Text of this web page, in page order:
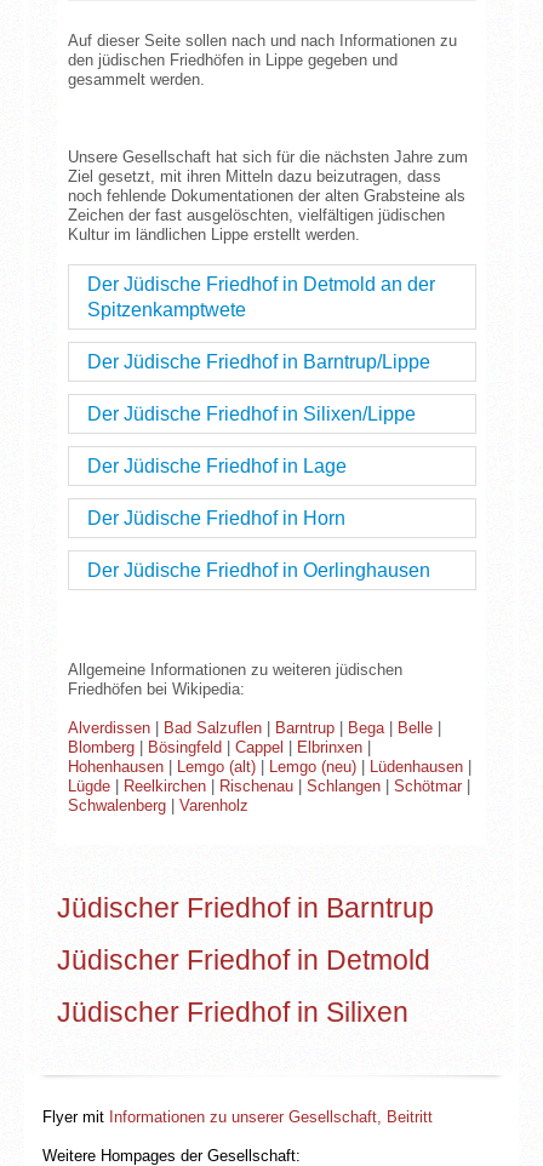
Flyer mit Informationen zu unserer Gesellschaft, Beitritt
Weitere Hompages der Gesellschaft:
Auf dieser Seite sollen nach und nach Informationen zu
den jüdischen Friedhöfen in Lippe gegeben und
gesammelt werden.
Unsere Gesellschaft hat sich für die nächsten Jahre zum
Ziel gesetzt, mit ihren Mitteln dazu beizutragen, dass
noch fehlende Dokumentationen der alten Grabsteine als
Zeichen der fast ausgelöschten, vielfältigen jüdischen
Kultur im ländlichen Lippe erstellt werden.
Der Jüdische Friedhof in Detmold an der
Spitzenkamptwete
Der Jüdische Friedhof in Barntrup/Lippe
Der Jüdische Friedhof in Silixen/Lippe
Der Jüdische Friedhof in Lage
Der Jüdische Friedhof in Horn
Der Jüdische Friedhof in Oerlinghausen
Michael Brocke, Aubrey Pomerance: Der jüdische
Friedhof in Oerlinghausen. Eine bildlich-textliche
Dokumentation.. Verlag für Regionalgeschichte,
Bielefeld 1993, ISBN 3-927085-69-3.
Allgemeine Informationen zu weiteren jüdischen
Friedhöfen bei Wikipedia:
Alverdissen| Bad Salzuflen| Barntrup| Bega| Belle|
Blomberg| Bösingfeld Cappel Elbrinxen|
Hohenhausen| Lemgo (alt)| Lemgo (neu)| Lüdenhausen|
Lügde| Reelkirchen| Rischenau| Schlangen| Schötmar|
Schwalenberg| Varenholz
Jüdischer Friedhof in Barntrup
Jüdischer Friedhof in Detmold
Jüdischer Friedhof in Silixen